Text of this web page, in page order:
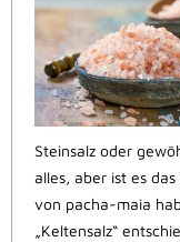
Steinsalz oder
alles, aber ist es
von pacha-maia
„Keltensalz“